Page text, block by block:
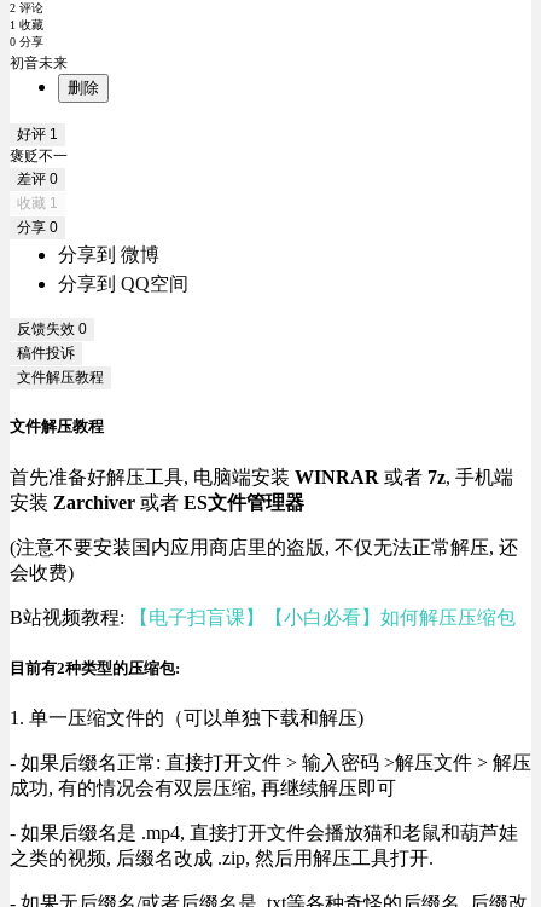
2 评论
1 收藏
0 分享
初音未来
删除
好评 1
褒贬不一
差评 0
收藏 1
分享 0
分享到 微博
分享到 QQ空间
反馈失效 0
稿件投诉
文件解压教程
文件解压教程
首先准备好解压工具, 电脑端安装 WINRAR 或者 7z, 手机端
安装 Zarchiver 或者 ES文件管理器
(注意不要安装国内应用商店里的盗版, 不仅无法正常解压, 还
会收费)
B站视频教程: 【电子扫盲课】【小白必看】如何解压压缩包
目前有2种类型的压缩包:
1. 单一压缩文件的（可以单独下载和解压)
- 如果后缀名正常: 直接打开文件 > 输入密码 >解压文件 > 解压
成功, 有的情况会有双层压缩, 再继续解压即可
- 如果后缀名是 .mp4, 直接打开文件会播放猫和老鼠和葫芦娃
之类的视频, 后缀名改成 .zip, 然后用解压工具打开.
- 如果无后缀名/或者后缀名是 .txt等各种奇怪的后缀名, 后缀改